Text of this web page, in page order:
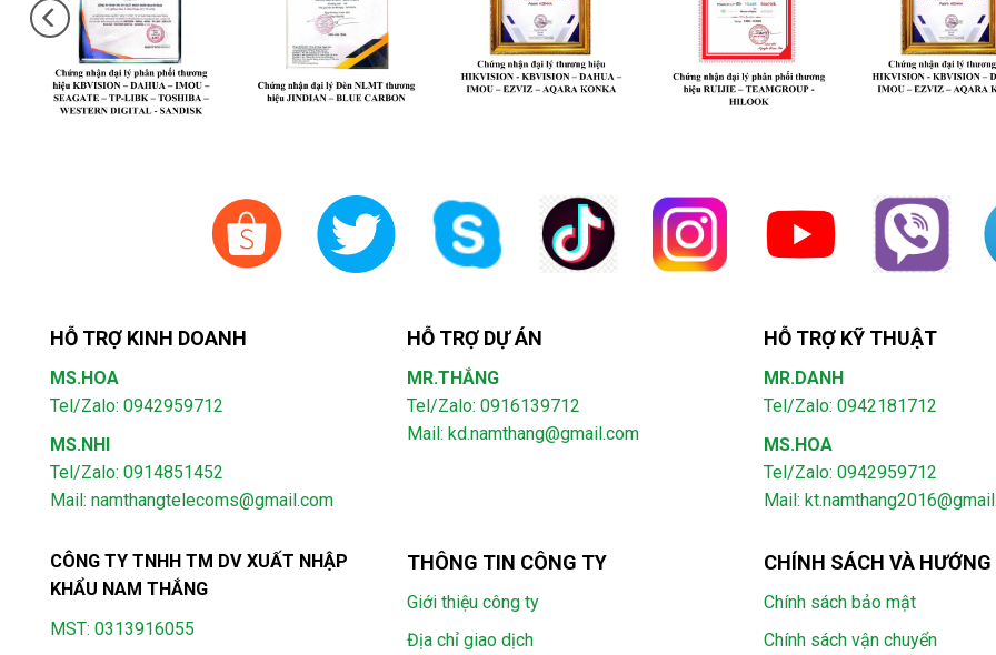
HỖ TRỢ KINH DOANH
MS.HOA
Tel/Zalo: 0942959712
MS.NHI
Tel/Zalo: 0914851452
Mail: namthangtelecoms@gmail.com
HỖ TRỢ DỰ ÁN
MR.THẮNG
Tel/Zalo: 0916139712
Mail: kd.namthang@gmail.com
HỖ TRỢ KỸ THUẬT
MR.DANH
Tel/Zalo: 0942181712
MS.HOA
Tel/Zalo: 0942959712
Mail:
CÔNG TY TNHH TM DV XUẤT NHẬP
KHẨU NAM THẮNG
MST: 0313916055
THÔNG TIN CÔNG TY
Giới thiệu công ty
Địa chỉ giao dịch
CHÍNH SÁCH VÀ HƯỚNG
Chính sách bảo mật
Chính sách vận chuyển